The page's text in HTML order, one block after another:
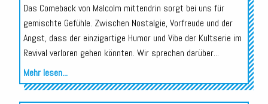
Das Comeback von Malcolm mittendrin sorgt bei uns für
gemischte Gefühle. Zwischen Nostalgie, Vorfreude und der
Angst, dass der einzigartige Humor und Vibe der Kultserie im
Revival verloren gehen könnten. Wir sprechen darüber...
Mehr lesen...